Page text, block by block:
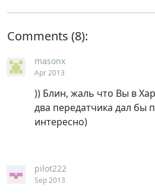
Comments
masonx
Apr 2013
)) Блин, жаль что Вы в
два передатчика дал бы
интересно)
pilot222
Sep 2013